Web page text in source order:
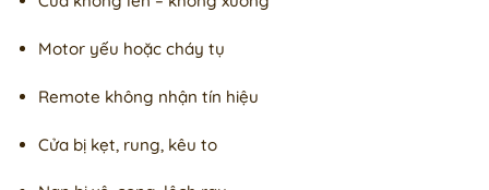
Motor yếu hoặc cháy tụ
Remote không nhận tín hiệu
Cửa bị kẹt, rung, kêu to